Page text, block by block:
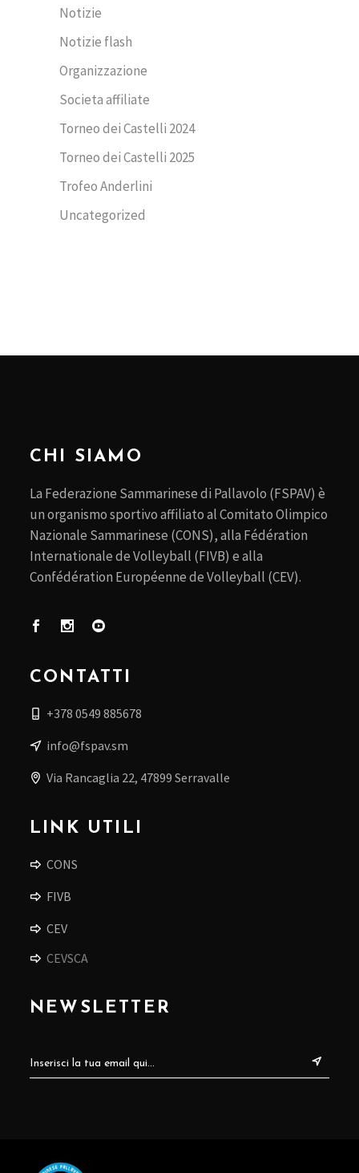
Notizie
Notizie flash
Organizzazione
Societa affiliate
Torneo dei Castelli 2024
Torneo dei Castelli 2025
Trofeo Anderlini
Uncategorized
CHI SIAMO
La Federazione Sammarinese di Pallavolo (FSPAV) è
un organismo sportivo affiliato al Comitato Olimpico
Nazionale Sammarinese (CONS), alla Fédération
Internationale de Volleyball (FIVB) e alla
Confédération Européenne de Volleyball (CEV).
CONTATTI
+378 0549 885678
info@fspav.sm
Via Rancaglia 22, 47899 Serravalle
LINK UTILI
CONS
FIVB
CEV
CEVSCA
NEWSLETTER